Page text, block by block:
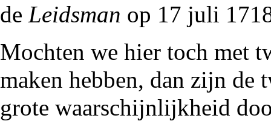
de Leidsman op 17 juli
Mochten we hier toch met
maken hebben, dan zijn de
grote waarschijnlijkheid